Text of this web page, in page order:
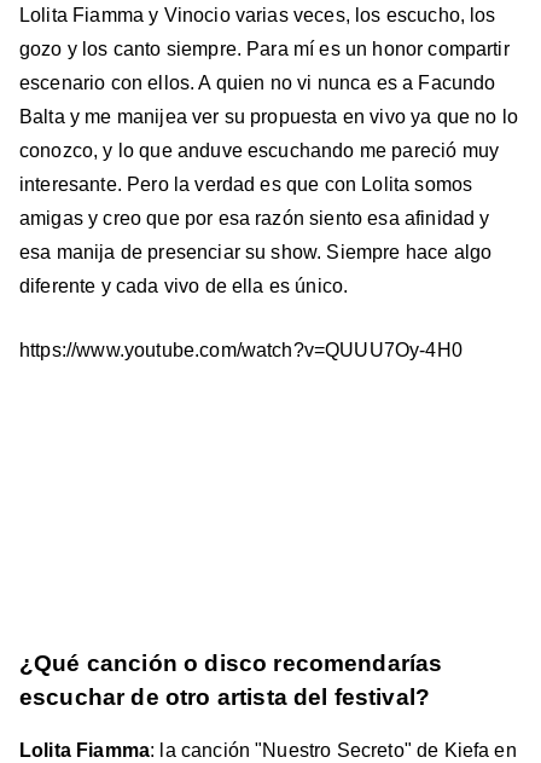
Lolita Fiamma y Vinocio varias veces, los escucho, los
gozo y los canto siempre. Para mí es un honor compartir
escenario con ellos. A quien no vi nunca es a Facundo
Balta y me manijea ver su propuesta en vivo ya que no lo
conozco, y lo que anduve escuchando me pareció muy
interesante. Pero la verdad es que con Lolita somos
amigas y creo que por esa razón siento esa afinidad y
esa manija de presenciar su show. Siempre hace algo
diferente y cada vivo de ella es único.
https://www.youtube.com/watch?v=QUUU7Oy-4H0
¿Qué canción o disco recomendarías
escuchar de otro artista del festival?
Lolita Fiamma: la canción "Nuestro Secreto" de Kiefa en